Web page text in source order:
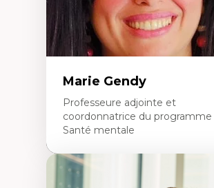
Marie Gendy
Professeure adjointe et
coordonnatrice du programme
Santé mentale
Expertises